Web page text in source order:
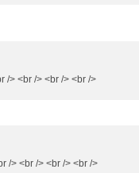
/> <br /> <br /> <br />
/> <br /> <br /> <br />